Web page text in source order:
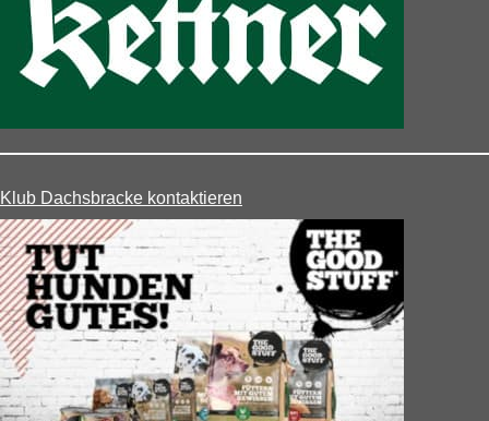
Klub Dachsbracke kontaktieren